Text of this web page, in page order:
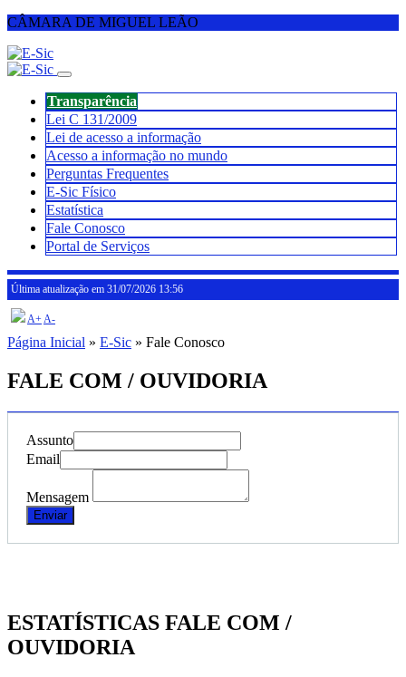
CÂMARA DE MIGUEL LEÃO
Transparência
Lei C 131/2009
Lei de acesso a informação
Acesso a informação no mundo
Perguntas Frequentes
E-Sic Físico
Estatística
Fale Conosco
Portal de Serviços
Última atualização em 31/07/2026 13:56
A+A-
Página Inicial » E-Sic » Fale Conosco
FALE COM / OUVIDORIA
Assunto
Email
Mensagem
Enviar
ESTATÍSTICAS FALE COM /
OUVIDORIA